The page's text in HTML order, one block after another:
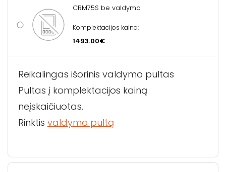
CRM75S be valdymo
Komplektacijos kaina:
1493.00€
Reikalingas išorinis valdymo pultas
Pultas į komplektacijos kainą
neįskaičiuotas.
Rinktis valdymo pultą